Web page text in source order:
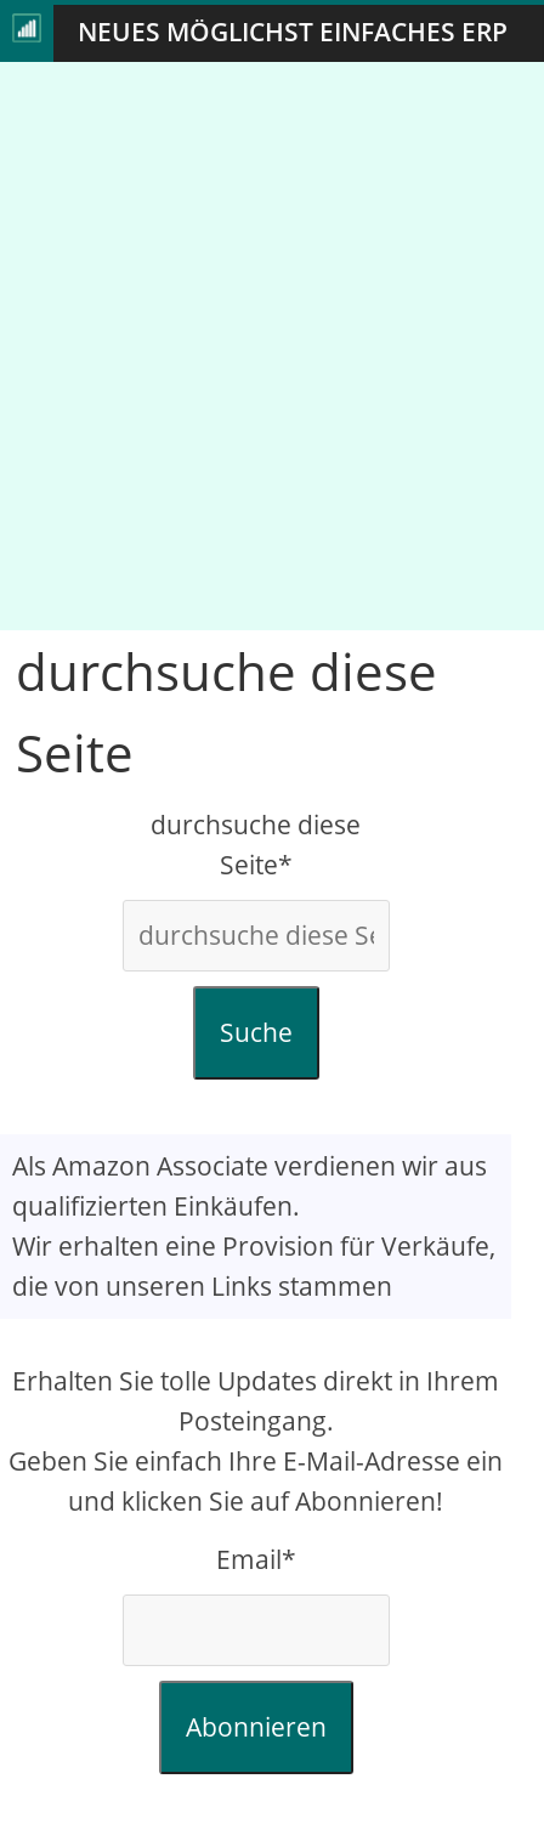
NEUES MÖGLICHST EINFACHES ERP
durchsuche diese
Seite
durchsuche diese
Seite*
Suche
Als Amazon Associate verdienen wir aus
qualifizierten Einkäufen.
Wir erhalten eine Provision für Verkäufe,
die von unseren Links stammen
Erhalten Sie tolle Updates direkt in Ihrem
Posteingang.
Geben Sie einfach Ihre E-Mail-Adresse ein
und klicken Sie auf Abonnieren!
Email*
Abonnieren